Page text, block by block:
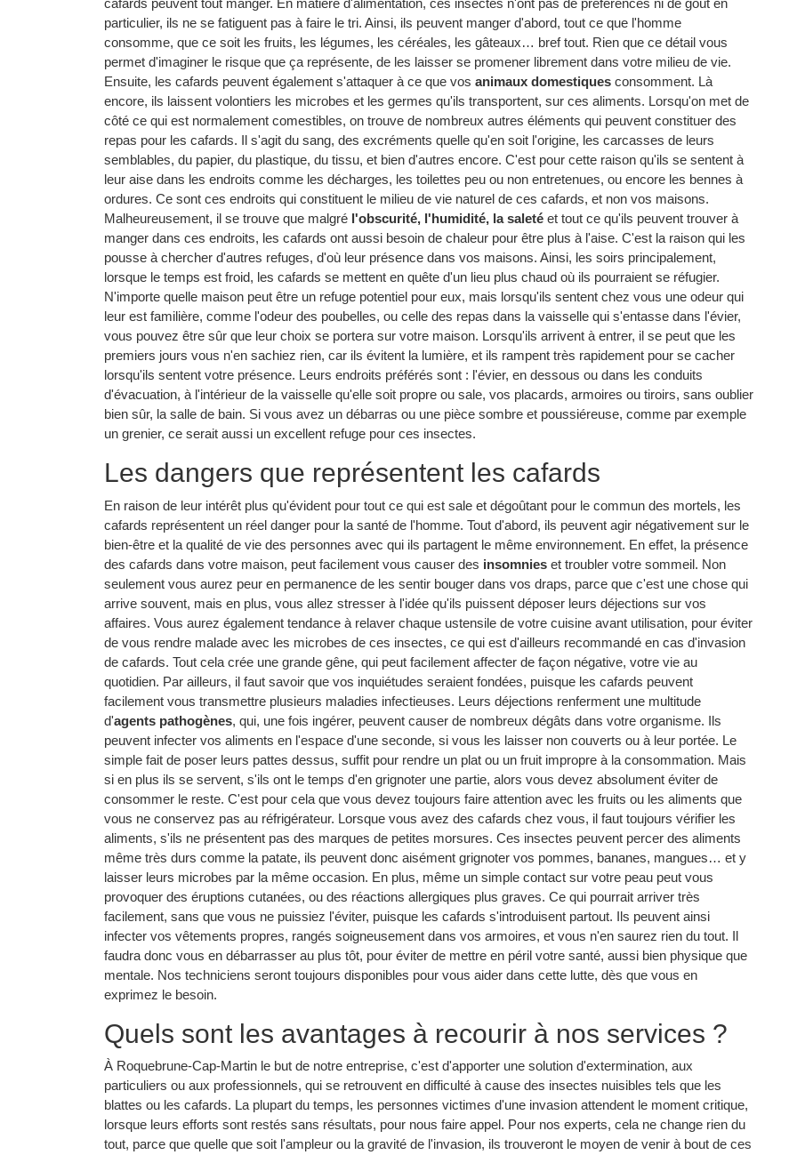
cafards peuvent tout manger. En matière d'alimentation, ces insectes n'ont pas de préférences ni de goût en
particulier, ils ne se fatiguent pas à faire le tri. Ainsi, ils peuvent manger d'abord, tout ce que l'homme
consomme, que ce soit les fruits, les légumes, les céréales, les gâteaux… bref tout. Rien que ce détail vous
permet d'imaginer le risque que ça représente, de les laisser se promener librement dans votre milieu de vie.
Ensuite, les cafards peuvent également s'attaquer à ce que vos animaux domestiques consomment. Là
encore, ils laissent volontiers les microbes et les germes qu'ils transportent, sur ces aliments. Lorsqu'on met de
côté ce qui est normalement comestibles, on trouve de nombreux autres éléments qui peuvent constituer des
repas pour les cafards. Il s'agit du sang, des excréments quelle qu'en soit l'origine, les carcasses de leurs
semblables, du papier, du plastique, du tissu, et bien d'autres encore. C'est pour cette raison qu'ils se sentent à
leur aise dans les endroits comme les décharges, les toilettes peu ou non entretenues, ou encore les bennes à
ordures. Ce sont ces endroits qui constituent le milieu de vie naturel de ces cafards, et non vos maisons.
Malheureusement, il se trouve que malgré l'obscurité, l'humidité, la saleté et tout ce qu'ils peuvent trouver à
manger dans ces endroits, les cafards ont aussi besoin de chaleur pour être plus à l'aise. C'est la raison qui les
pousse à chercher d'autres refuges, d'où leur présence dans vos maisons. Ainsi, les soirs principalement,
lorsque le temps est froid, les cafards se mettent en quête d'un lieu plus chaud où ils pourraient se réfugier.
N'importe quelle maison peut être un refuge potentiel pour eux, mais lorsqu'ils sentent chez vous une odeur qui
leur est familière, comme l'odeur des poubelles, ou celle des repas dans la vaisselle qui s'entasse dans l'évier,
vous pouvez être sûr que leur choix se portera sur votre maison. Lorsqu'ils arrivent à entrer, il se peut que les
premiers jours vous n'en sachiez rien, car ils évitent la lumière, et ils rampent très rapidement pour se cacher
lorsqu'ils sentent votre présence. Leurs endroits préférés sont : l'évier, en dessous ou dans les conduits
d'évacuation, à l'intérieur de la vaisselle qu'elle soit propre ou sale, vos placards, armoires ou tiroirs, sans oublier
bien sûr, la salle de bain. Si vous avez un débarras ou une pièce sombre et poussiéreuse, comme par exemple
un grenier, ce serait aussi un excellent refuge pour ces insectes.
Les dangers que représentent les cafards
En raison de leur intérêt plus qu'évident pour tout ce qui est sale et dégoûtant pour le commun des mortels, les
cafards représentent un réel danger pour la santé de l'homme. Tout d'abord, ils peuvent agir négativement sur le
bien-être et la qualité de vie des personnes avec qui ils partagent le même environnement. En effet, la présence
des cafards dans votre maison, peut facilement vous causer des insomnies et troubler votre sommeil. Non
seulement vous aurez peur en permanence de les sentir bouger dans vos draps, parce que c'est une chose qui
arrive souvent, mais en plus, vous allez stresser à l'idée qu'ils puissent déposer leurs déjections sur vos
affaires. Vous aurez également tendance à relaver chaque ustensile de votre cuisine avant utilisation, pour éviter
de vous rendre malade avec les microbes de ces insectes, ce qui est d'ailleurs recommandé en cas d'invasion
de cafards. Tout cela crée une grande gêne, qui peut facilement affecter de façon négative, votre vie au
quotidien. Par ailleurs, il faut savoir que vos inquiétudes seraient fondées, puisque les cafards peuvent
facilement vous transmettre plusieurs maladies infectieuses. Leurs déjections renferment une multitude
d'agents pathogènes, qui, une fois ingérer, peuvent causer de nombreux dégâts dans votre organisme. Ils
peuvent infecter vos aliments en l'espace d'une seconde, si vous les laisser non couverts ou à leur portée. Le
simple fait de poser leurs pattes dessus, suffit pour rendre un plat ou un fruit impropre à la consommation. Mais
si en plus ils se servent, s'ils ont le temps d'en grignoter une partie, alors vous devez absolument éviter de
consommer le reste. C'est pour cela que vous devez toujours faire attention avec les fruits ou les aliments que
vous ne conservez pas au réfrigérateur. Lorsque vous avez des cafards chez vous, il faut toujours vérifier les
aliments, s'ils ne présentent pas des marques de petites morsures. Ces insectes peuvent percer des aliments
même très durs comme la patate, ils peuvent donc aisément grignoter vos pommes, bananes, mangues… et y
laisser leurs microbes par la même occasion. En plus, même un simple contact sur votre peau peut vous
provoquer des éruptions cutanées, ou des réactions allergiques plus graves. Ce qui pourrait arriver très
facilement, sans que vous ne puissiez l'éviter, puisque les cafards s'introduisent partout. Ils peuvent ainsi
infecter vos vêtements propres, rangés soigneusement dans vos armoires, et vous n'en saurez rien du tout. Il
faudra donc vous en débarrasser au plus tôt, pour éviter de mettre en péril votre santé, aussi bien physique que
mentale. Nos techniciens seront toujours disponibles pour vous aider dans cette lutte, dès que vous en
exprimez le besoin.
Quels sont les avantages à recourir à nos services ?
À Roquebrune-Cap-Martin le but de notre entreprise, c'est d'apporter une solution d'extermination, aux
particuliers ou aux professionnels, qui se retrouvent en difficulté à cause des insectes nuisibles tels que les
blattes ou les cafards. La plupart du temps, les personnes victimes d'une invasion attendent le moment critique,
lorsque leurs efforts sont restés sans résultats, pour nous faire appel. Pour nos experts, cela ne change rien du
tout, parce que quelle que soit l'ampleur ou la gravité de l'invasion, ils trouveront le moyen de venir à bout de ces